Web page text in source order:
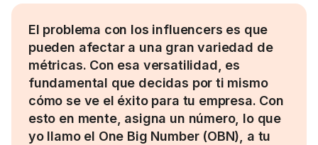
El problema con los influencers es que
pueden afectar a una gran variedad de
métricas. Con esa versatilidad, es
fundamental que decidas por ti mismo
cómo se ve el éxito para tu empresa. Con
esto en mente, asigna un número, lo que
yo llamo el One Big Number (OBN), a tu